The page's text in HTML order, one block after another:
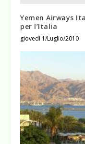
Yemen Airways
per l’Italia
giovedì 1/Luglio/2010